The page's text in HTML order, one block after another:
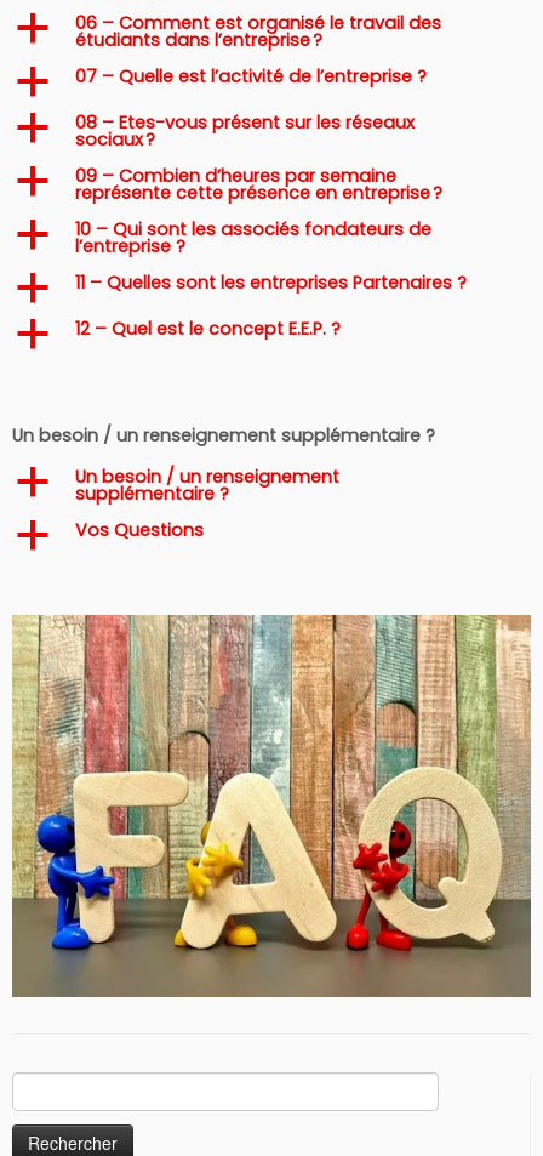
a 06 – Comment est organisé le travail des
étudiants dans l’entreprise ?
a 07 – Quelle est l’activité de l’entreprise ?
a 08 – Etes-vous présent sur les réseaux
sociaux ?
a 09 – Combien d’heures par semaine
représente cette présence en entreprise ?
a 10 – Qui sont les associés fondateurs de
l’entreprise ?
a 11 – Quelles sont les entreprises Partenaires ?
a 12 – Quel est le concept E.E.P. ?
Un besoin / un renseignement supplémentaire ?
a Un besoin / un renseignement
supplémentaire ?
a Vos Questions